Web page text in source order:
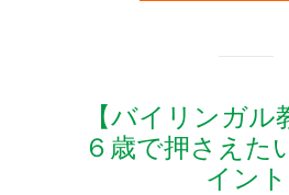
【バイリンガル
６歳で押さえた
イント